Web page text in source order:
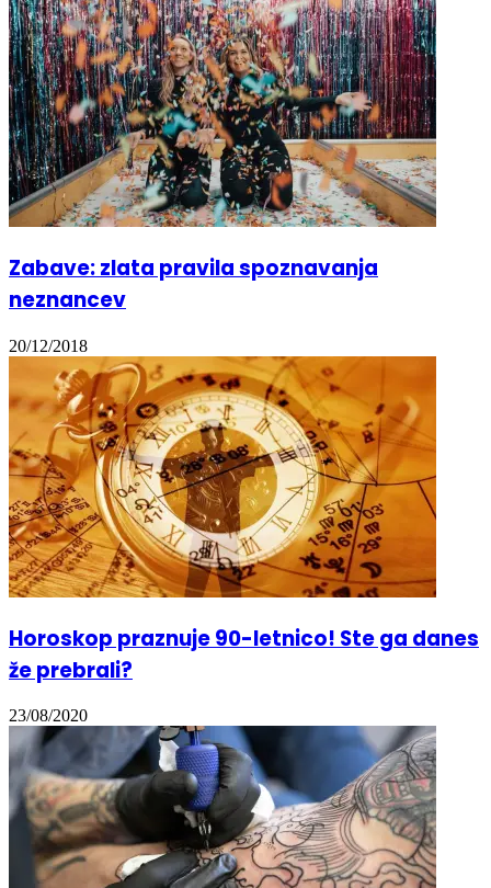
Zabave: zlata pravila spoznavanja
neznancev
20/12/2018
Horoskop praznuje 90-letnico! Ste ga danes
že prebrali?
23/08/2020